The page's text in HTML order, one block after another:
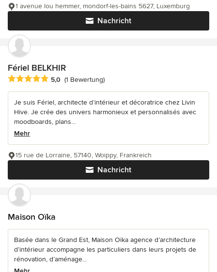
Nachricht
1 avenue lou hemmer, mondorf-les-bains 5627, Luxemburg
Fériel BELKHIR
Durchschnittliche Bewertung: 5 von 5 Sternen
5,0 (1 Bewertung)
Je suis Fériel, architecte d’intérieur et décoratrice chez Livin
Hive. Je crée des univers harmonieux et personnalisés avec
moodboards, plans...
Mehr
Nachricht
15 rue de Lorraine, 57140, Woippy, Frankreich
Maison Oïka
Basée dans le Grand Est, Maison Oïka agence d’architecture
d’intérieur accompagne les particuliers dans leurs projets de
rénovation, d’aménage...